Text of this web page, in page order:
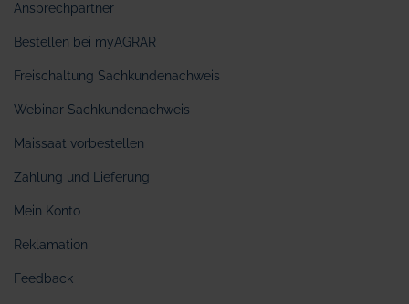
Ansprechpartner
Bestellen bei myAGRAR
Freischaltung Sachkundenachweis
Webinar Sachkundenachweis
Maissaat vorbestellen
Zahlung und Lieferung
Mein Konto
Reklamation
Feedback